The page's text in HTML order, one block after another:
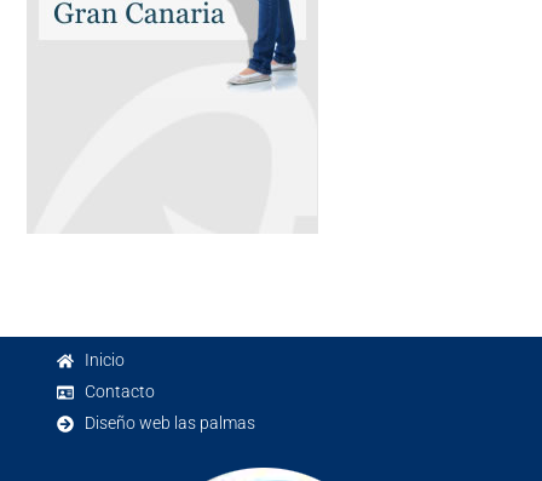
Inicio
Contacto
Diseño web las palmas